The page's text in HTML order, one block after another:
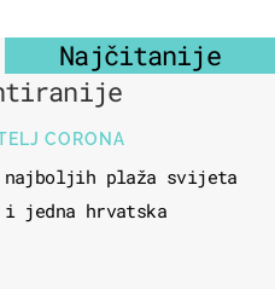
Najčitanije
CORONA
najboljih plaža svijeta
i jedna hrvatska